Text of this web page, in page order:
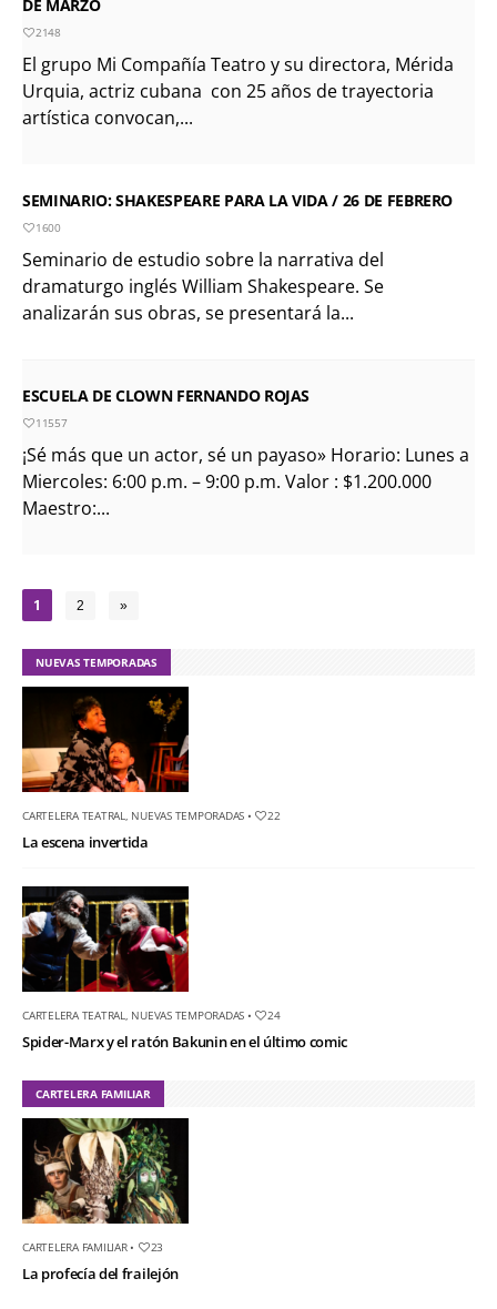
DE MARZO
2148
El grupo Mi Compañía Teatro y su directora, Mérida
Urquia, actriz cubana con 25 años de trayectoria
artística convocan,...
SEMINARIO: SHAKESPEARE PARA LA VIDA / 26 DE FEBRERO
1600
Seminario de estudio sobre la narrativa del
dramaturgo inglés William Shakespeare. Se
analizarán sus obras, se presentará la...
ESCUELA DE CLOWN FERNANDO ROJAS
11557
¡Sé más que un actor, sé un payaso» Horario: Lunes a
Miercoles: 6:00 p.m. – 9:00 p.m. Valor : $1.200.000
Maestro:...
1 2 »
NUEVAS TEMPORADAS
CARTELERA TEATRAL NUEVAS TEMPORADAS • 22
La escena invertida
CARTELERA TEATRAL NUEVAS TEMPORADAS • 24
Spider-Marx y el ratón Bakunin en el último comic
CARTELERA FAMILIAR
CARTELERA FAMILIAR• 23
La profecía del frailejón